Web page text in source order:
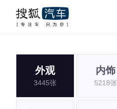
外观
3445张
内饰
5218张